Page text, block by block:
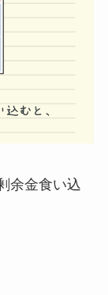
余金食い込